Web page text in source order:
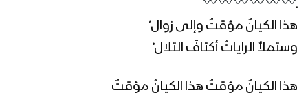
فرسان القسام | فرقة أنصار الله – 1445هـ
ـ
هذا الكيانُ مؤقتٌ وإلى زوال ْ
وستملأُ الراياتُ أكتافَ التلال ْ
هذا الكيانُ مؤقتٌ هذا الكيانُ مؤقتٌ